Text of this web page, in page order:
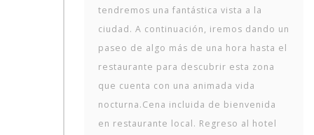
tendremos una fantástica vista a la
ciudad. A continuación, iremos dando un
paseo de algo más de una hora hasta el
restaurante para descubrir esta zona
que cuenta con una animada vida
nocturna.Cena incluida de bienvenida
en restaurante local. Regreso al hotel